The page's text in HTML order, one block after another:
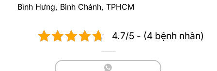
Bình Hưng, Bình Chánh, TPHCM
4.7/5 - (4 bệnh nhân)